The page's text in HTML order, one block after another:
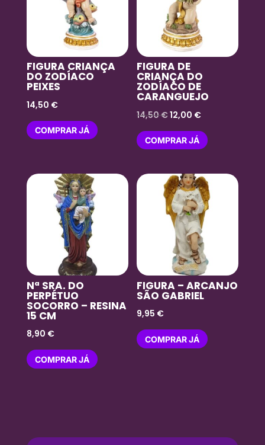
FIGURA CRIANÇA
DO ZODÍACO
PEIXES
14,50 €
COMPRAR JÁ
FIGURA DE
CRIANÇA DO
ZODÍACO DE
CARANGUEJO
14,50€O
preço
original
14,50 €.
12,00 €O
preço
atual
12,00 €.
COMPRAR JÁ
Nª SRA. DO
PERPÉTUO
SOCORRO – RESINA
15 CM
8,90 €
COMPRAR JÁ
FIGURA – ARCANJO
SÃO GABRIEL
9,95 €
COMPRAR JÁ